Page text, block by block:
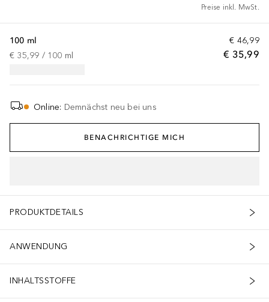
Preise inkl. MwSt.
€ 46,99
€ 35,99
100 ml
€ 35,99 / 100 ml
Online: Demnächst neu bei uns
BENACHRICHTIGE MICH
PRODUKTDETAILS
ANWENDUNG
INHALTSSTOFFE